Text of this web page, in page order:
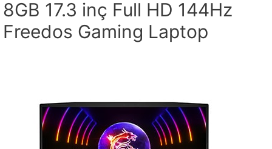
8GB 17.3 inç Full HD 144Hz
Freedos Gaming Laptop